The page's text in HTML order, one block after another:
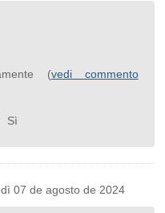
(vedi commento
Sì
de agosto de 2024